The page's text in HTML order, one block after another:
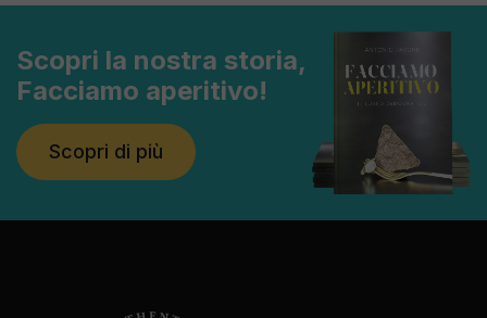
Scopri la nostra storia,
Facciamo aperitivo!
Scopri di più